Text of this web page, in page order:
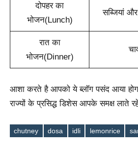
दोपहर का
भोजन(Lunch)
सब्जियां
रात का
भोजन(Dinner)
आशा करते है आपको ये ब्लॉग पसंद आया
राज्यों के प्रसिद्ध डिशेस आपके समक्ष लाते
Tags
chutney dosa idli lemonrice